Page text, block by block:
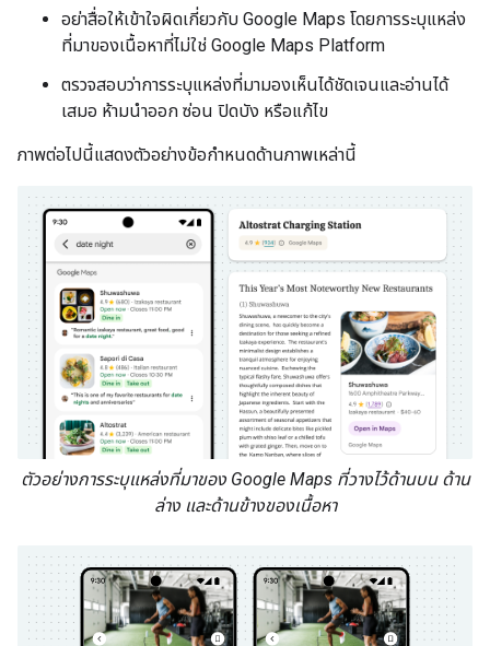
อย่าสื่อให้เข้าใจผิดเกี่ยวกับ Google Maps โดยการระบุแหล่ง
ที่มาของเนื้อหาที่ไม่ใช่ Google Maps Platform
ตรวจสอบว่าการระบุแหล่งที่มามองเห็นได้ชัดเจนและอ่านได้
เสมอ ห้ามนำออก ซ่อน ปิดบัง หรือแก้ไข
ภาพต่อไปนี้แสดงตัวอย่างข้อกำหนดด้านภาพเหล่านี้
ตัวอย่างการระบุแหล่งที่มาของ Google Maps ที่วางไว้ด้านบน ด้าน
ล่าง และด้านข้างของเนื้อหา